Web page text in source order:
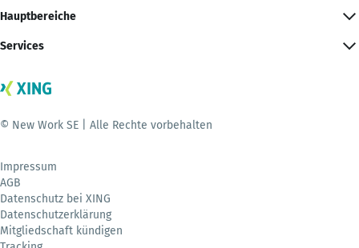
Hauptbereiche
Services
© New Work SE | Alle Rechte vorbehalten
Impressum
AGB
Datenschutz bei XING
Datenschutzerklärung
Mitgliedschaft kündigen